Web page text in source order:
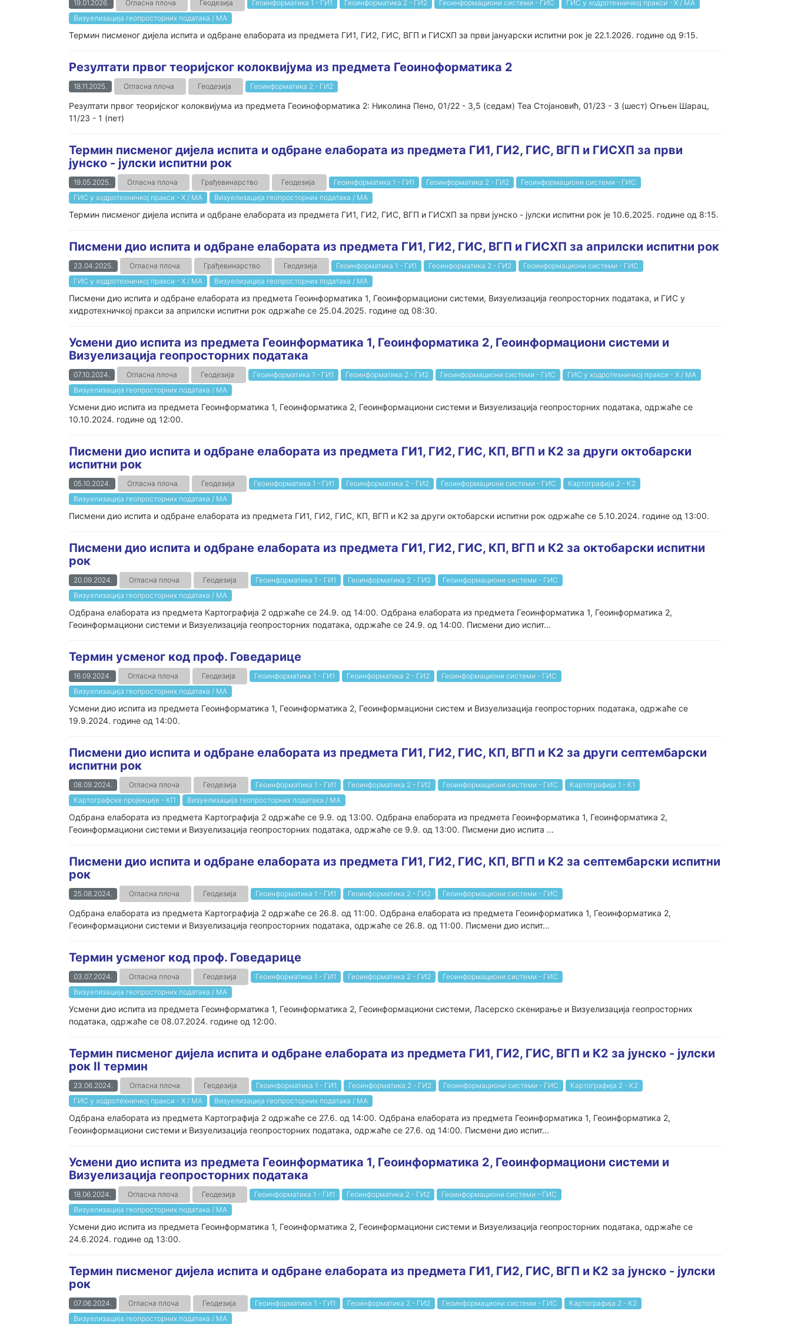
19.01.2026. Огласна плоча Геодезија Геоинформатика 1 - ГИ1 Геоинформатика 2 - ГИ2 Геоинформациони системи - ГИС
ГИС у ходротехничкој пракси - Х / МА
Визуелизација геопросторних података / МА
Термин писменог дијела испита и одбране елабората из предмета ГИ1, ГИ2, ГИС, ВГП и ГИСХП за први јануарски испитни рок је 22.1.2026. године од 9:15.
Резултати првог теоријског колоквијума из предмета Геоиноформатика 2
18.11.2025. Огласна плоча Геодезија Геоинформатика 2 - ГИ2
Резултати првог теоријског колоквијума из предмета Геоиноформатика 2: Николина Пено, 01/22 - 3,5 (седам) Теа Стојановић, 01/23 - 3 (шест) Огњен Шарац,
11/23 - 1 (пет)
Термин писменог дијела испита и одбране елабората из предмета ГИ1, ГИ2, ГИС, ВГП и ГИСХП за први
јунско - јулски испитни рок
19.05.2025. Огласна плоча Грађевинарство Геодезија Геоинформатика 1 - ГИ1 Геоинформатика 2 - ГИ2
Геоинформациони системи - ГИС
ГИС у ходротехничкој пракси - Х / МА
Визуелизација геопросторних података / МА
Термин писменог дијела испита и одбране елабората из предмета ГИ1, ГИ2, ГИС, ВГП и ГИСХП за први јунско - јулски испитни рок је 10.6.2025. године од 8:15.
Писмени дио испита и одбране елабората из предмета ГИ1, ГИ2, ГИС, ВГП и ГИСХП за априлски испитни рок
23.04.2025. Огласна плоча Грађевинарство Геодезија Геоинформатика 1 - ГИ1 Геоинформатика 2 - ГИ2
Геоинформациони системи - ГИС
ГИС у ходротехничкој пракси - Х / МА
Визуелизација геопросторних података / МА
Писмени дио испита и одбране елабората из предмета Геоинформатика 1, Геоинформациони системи, Визуелизација геопросторних података, и ГИС у
хидротехничкој пракси за априлски испитни рок одржаће се 25.04.2025. године од 08:30.
Усмени дио испита из предмета Геоинформатика 1, Геоинформатика 2, Геоинформациони системи и
Визуелизација геопросторних података
07.10.2024. Огласна плоча Геодезија Геоинформатика 1 - ГИ1 Геоинформатика 2 - ГИ2 Геоинформациони системи - ГИС
ГИС у ходротехничкој пракси - Х / МА
Визуелизација геопросторних података / МА
Усмени дио испита из предмета Геоинформатика 1, Геоинформатика 2, Геоинформациони системи и Визуелизација геопросторних података, одржаће се
10.10.2024. године од 12:00.
Писмени дио испита и одбране елабората из предмета ГИ1, ГИ2, ГИС, КП, ВГП и К2 за други октобарски
испитни рок
05.10.2024. Огласна плоча Геодезија Геоинформатика 1 - ГИ1 Геоинформатика 2 - ГИ2 Геоинформациони системи - ГИС
Картографија 2 - К2
Визуелизација геопросторних података / МА
Писмени дио испита и одбране елабората из предмета ГИ1, ГИ2, ГИС, КП, ВГП и К2 за други октобарски испитни рок одржаће се 5.10.2024. године од 13:00.
Писмени дио испита и одбране елабората из предмета ГИ1, ГИ2, ГИС, КП, ВГП и К2 за октобарски испитни
рок
20.09.2024. Огласна плоча Геодезија Геоинформатика 1 - ГИ1 Геоинформатика 2 - ГИ2
Геоинформациони системи - ГИС
Визуелизација геопросторних података / МА
Oдбрана елабората из предмета Картографија 2 одржаће се 24.9. од 14:00. Одбрана елабората из предмета Геоинформатика 1, Геоинформатика 2,
Геоинформациони системи и Визуелизација геопросторних података, одржаће се 24.9. од 14:00. Писмени дио испит...
Термин усменог код проф. Говедарице
16.09.2024. Огласна плоча Геодезија Геоинформатика 1 - ГИ1 Геоинформатика 2 - ГИ2
Геоинформациони системи - ГИС
Визуелизација геопросторних података / МА
Усмени дио испита из предмета Геоинформатика 1, Геоинформатика 2, Геоинформациони систем и Визуелизација геопросторних података, одржаће се
19.9.2024. године од 14:00.
Писмени дио испита и одбране елабората из предмета ГИ1, ГИ2, ГИС, КП, ВГП и К2 за други септембарски
испитни рок
08.09.2024. Огласна плоча Геодезија Геоинформатика 1 - ГИ1 Геоинформатика 2 - ГИ2 Геоинформациони системи - ГИС
Картографија 1 - К1
Картографске пројекције - КП
Визуелизација геопросторних података / МА
Oдбрана елабората из предмета Картографија 2 одржаће се 9.9. од 13:00. Одбрана елабората из предмета Геоинформатика 1, Геоинформатика 2,
Геоинформациони системи и Визуелизација геопросторних података, одржаће се 9.9. од 13:00. Писмени дио испита ...
Писмени дио испита и одбране елабората из предмета ГИ1, ГИ2, ГИС, КП, ВГП и К2 за септембарски испитни
рок
25.08.2024. Огласна плоча Геодезија Геоинформатика 1 - ГИ1 Геоинформатика 2 - ГИ2 Геоинформациони системи - ГИС
Oдбрана елабората из предмета Картографија 2 одржаће се 26.8. од 11:00. Одбрана елабората из предмета Геоинформатика 1, Геоинформатика 2,
Геоинформациони системи и Визуелизација геопросторних података, одржаће се 26.8. од 11:00. Писмени дио испит...
Термин усменог код проф. Говедарице
03.07.2024. Огласна плоча Геодезија Геоинформатика 1 - ГИ1 Геоинформатика 2 - ГИ2
Геоинформациони системи - ГИС
Визуелизација геопросторних података / МА
Усмени дио испита из предмета Геоинформатика 1, Геоинформатика 2, Геоинформациони системи, Ласерско скенирање и Визуелизација геопросторних
података, одржаће се 08.07.2024. године од 12:00.
Термин писменог дијела испита и одбране елабората из предмета ГИ1, ГИ2, ГИС, ВГП и К2 за јунско - јулски
рок II термин
23.06.2024. Огласна плоча Геодезија Геоинформатика 1 - ГИ1 Геоинформатика 2 - ГИ2 Геоинформациони системи - ГИС
Картографија 2 - К2
ГИС у ходротехничкој пракси - Х / МА
Визуелизација геопросторних података / МА
Oдбрана елабората из предмета Картографија 2 одржаће се 27.6. од 14:00. Одбрана елабората из предмета Геоинформатика 1, Геоинформатика 2,
Геоинформациони системи и Визуелизација геопросторних података, одржаће се 27.6. од 14:00. Писмени дио испит...
Усмени дио испита из предмета Геоинформатика 1, Геоинформатика 2, Геоинформациони системи и
Визуелизација геопросторних података
18.06.2024. Огласна плоча Геодезија Геоинформатика 1 - ГИ1 Геоинформатика 2 - ГИ2
Геоинформациони системи - ГИС
Визуелизација геопросторних података / МА
Усмени дио испита из предмета Геоинформатика 1, Геоинформатика 2, Геоинформациони системи и Визуелизација геопросторних података, одржаће се
24.6.2024. године од 13:00.
Термин писменог дијела испита и одбране елабората из предмета ГИ1, ГИ2, ГИС, ВГП и К2 за јунско - јулски
рок
07.06.2024. Огласна плоча Геодезија Геоинформатика 1 - ГИ1 Геоинформатика 2 - ГИ2 Геоинформациони системи - ГИС
Картографија 2 - К2
Визуелизација геопросторних података / МА